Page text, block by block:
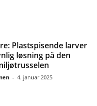
Plastspisende larver
løsning på den
- 4. januar 2025